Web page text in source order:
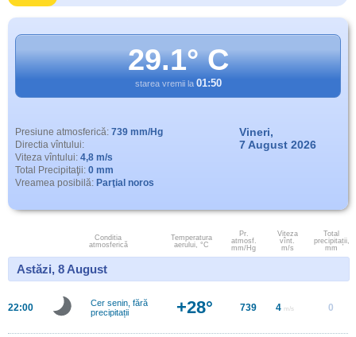
29.1° C
starea vremii la 01:50
Presiune atmosferică: 739 mm/Hg
Directia vîntului:
Viteza vîntului: 4,8 m/s
Total Precipitaţii: 0 mm
Vreamea posibilă: Parţial noros
Vineri,
7 August 2026
Conditia
atmosferică
Temperatura
aerului, °C
Pr.
atmosf.
mm/Hg
Viteza
vînt.
m/s
Total
precipitații,
mm
Astăzi, 8 August
22:00
Cer senin, fără
precipitații
+28° 739 4 m/s 0